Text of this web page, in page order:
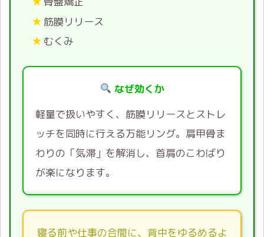
筋膜リリース
むくみ
なぜ効くか
軽量で扱いやすく、筋膜リリースとストレ
ッチを同時に行える万能リング。肩甲骨ま
わりの「気滞」を解消し、首肩のこわばり
が楽になります。
寝る前や仕事の合間に、背中をゆるめるよ